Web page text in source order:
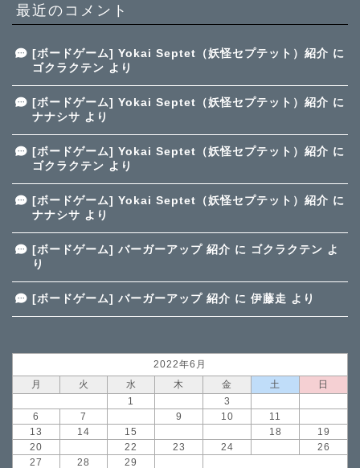
最近のコメント
[ボードゲーム] Yokai Septet（妖怪セプテット）紹介 に
ゴクラクテン より
[ボードゲーム] Yokai Septet（妖怪セプテット）紹介 に
ナナシサ より
[ボードゲーム] Yokai Septet（妖怪セプテット）紹介 に
ゴクラクテン より
[ボードゲーム] Yokai Septet（妖怪セプテット）紹介 に
ナナシサ より
[ボードゲーム] バーガーアップ 紹介 に ゴクラクテン よ
り
[ボードゲーム] バーガーアップ 紹介 に 伊藤走 より
2022年6月
月
火 水 木 金 土
日
1
3
6
7 9 10 11
13
14 15 18
19
20
22 23 24
26
27
28 29